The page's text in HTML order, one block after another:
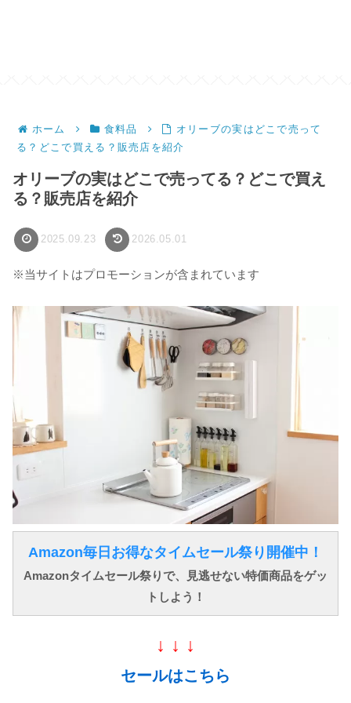
ホーム 食料品
オリーブの実はどこで売って
る？どこで買える？販売店を紹介
オリーブの実はどこで売ってる？どこで買え
る？販売店を紹介
2025.09.23 2026.05.01
※当サイトはプロモーションが含まれています
Amazon毎日お得なタイムセール祭り開催中！
Amazonタイムセール祭りで、見逃せない特価商品をゲッ
トしよう！
↓ ↓ ↓
セールはこちら